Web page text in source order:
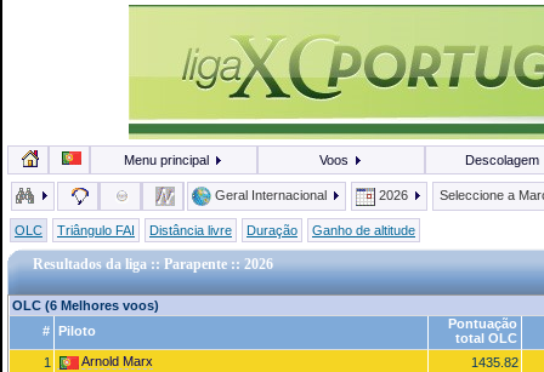
Menu principal Voos Descolagem
Geral Internacional 2026 Seleccione a
OLC Triângulo FAI Distância livre Duração Ganho de altitude
Resultados da liga :: Parapente :: 2026
OLC (6 Melhores voos)
# Piloto
Pontuação
total OLC
1
Arnold Marx
1435.82